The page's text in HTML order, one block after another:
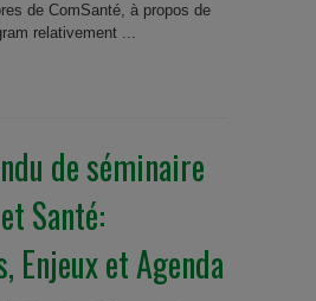
de ComSanté, à propos de
relativement ...
de séminaire
Santé:
Enjeux et Agenda